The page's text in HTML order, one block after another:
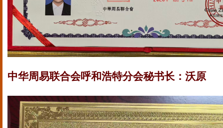
中华周易联合会呼和浩特分会秘书长：沃原